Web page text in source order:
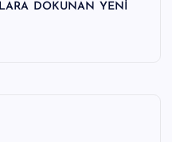
DOKUNAN YENİ